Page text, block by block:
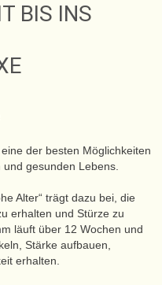
BIS INS
der besten Möglichkeiten
gesunden Lebens.
Alter“ trägt dazu bei, die
erhalten und Stürze zu
läuft über 12 Wochen und
Stärke aufbauen,
erhalten.